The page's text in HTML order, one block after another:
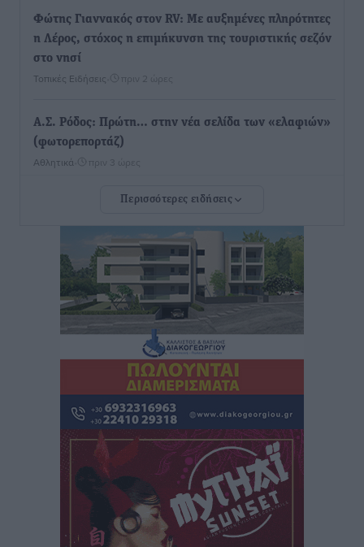
Φώτης Γιαννακός στον RV: Με αυξημένες πληρότητες
η Λέρος, στόχος η επιμήκυνση της τουριστικής σεζόν
στο νησί
Τοπικές Ειδήσεις πριν 2 ώρες
Α.Σ. Ρόδος: Πρώτη… στην νέα σελίδα των «ελαφιών»
(φωτορεπορτάζ)
Αθλητικά πριν 3 ώρες
Στίβος: Οι βαθμολογίες των συλλόγων της
Δωδεκανήσου
πριν 3 ώρες
Νέες ταυτότητες: Ποιοι πρέπει να τις αλλάξουν άμεσα
και ποιοι όχι
πριν 3 ώρες
Στον Ιπποκράτη η Μαρία Βλάχου
Αθλητικά• πριν 3 ώρες
Οικονομική ενίσχυση για συντήρηση στο κλειστό της
• πριν 3 ώρες
Στάθης Αντωνάς: Ένα βήμα πριν από επαγγελματικό
συμβόλαιο πυγμαχίας με MTGP και BXGP για Ευρώπη
Περισσότερες ειδήσεις